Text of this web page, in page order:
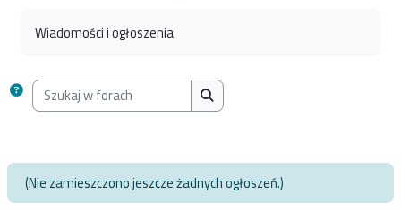
Wiadomości i ogłoszenia
Szukaj w forach
Szukaj w forach
(Nie zamieszczono jeszcze żadnych ogłoszeń.)